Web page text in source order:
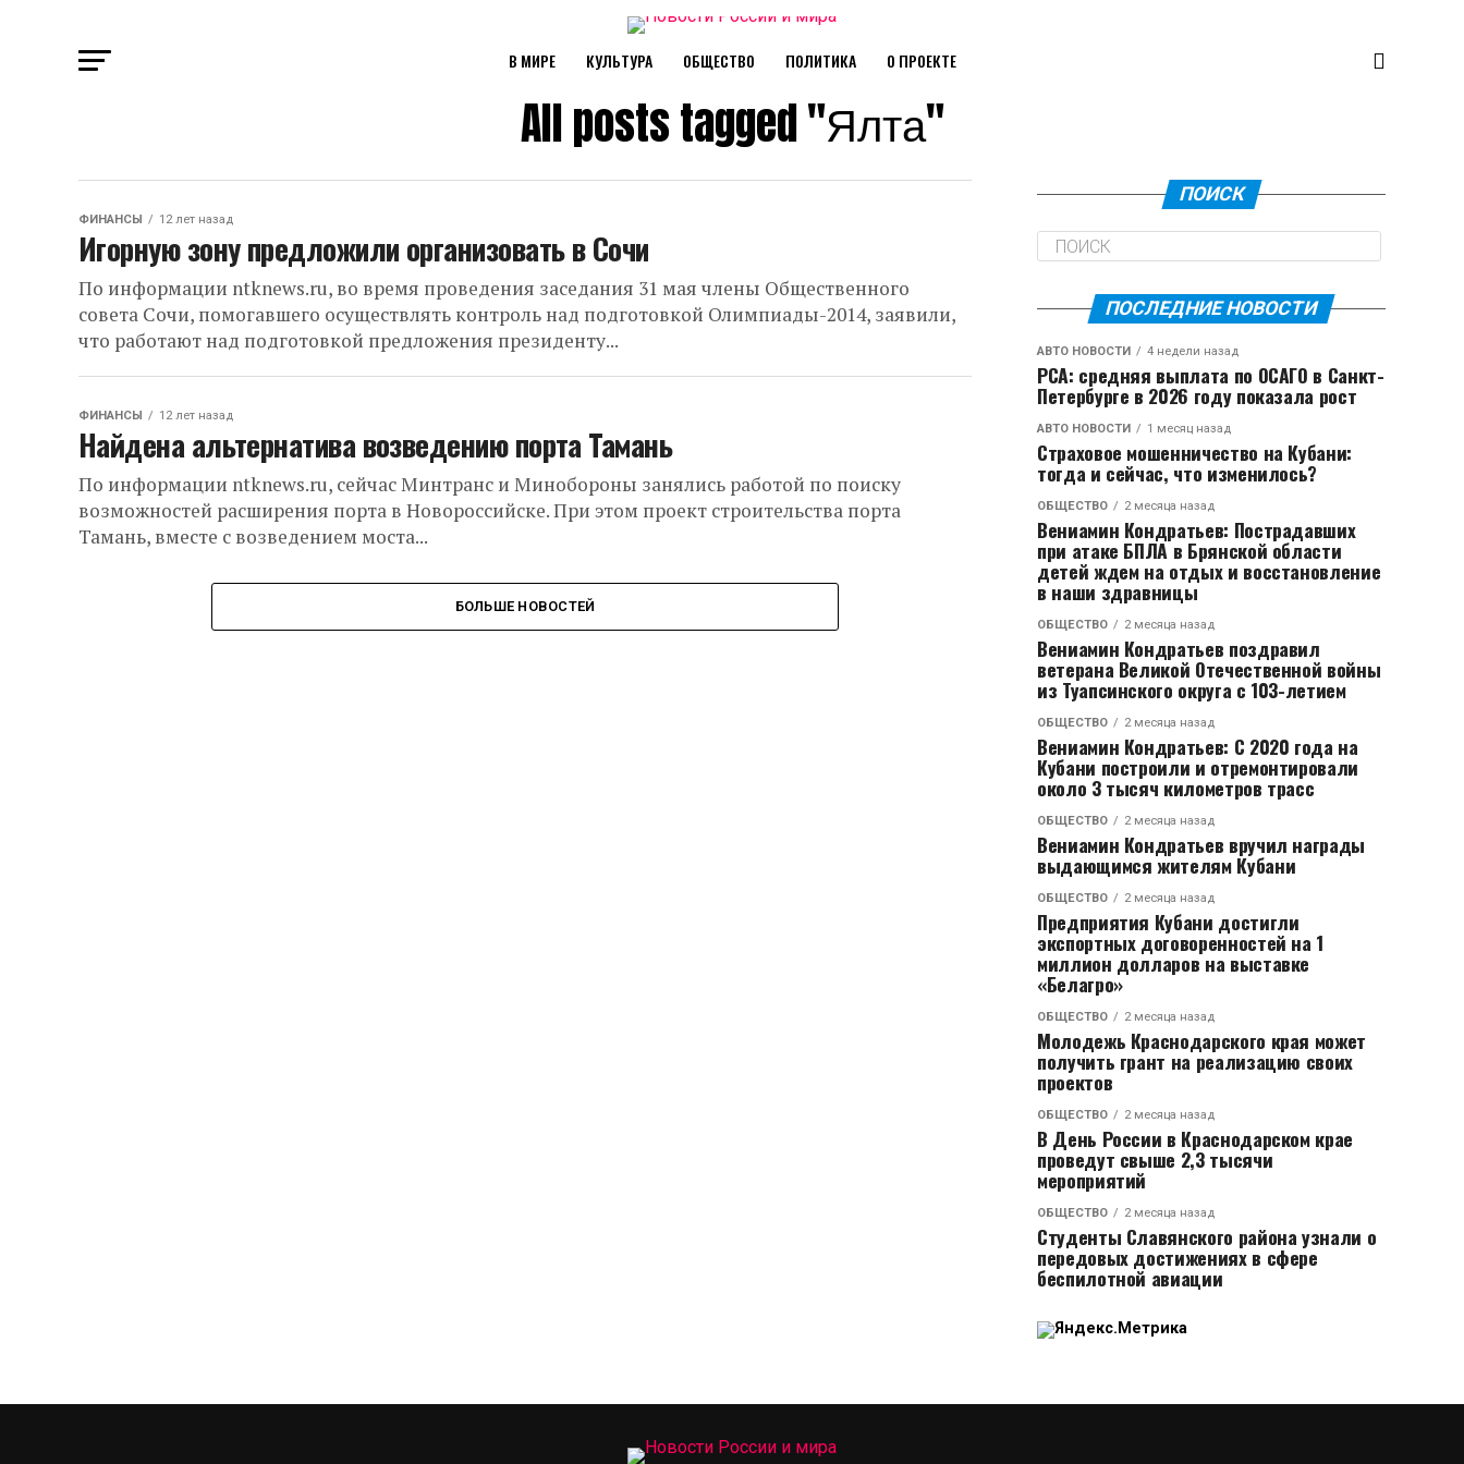
В МИРЕ КУЛЬТУРА ОБЩЕСТВО ПОЛИТИКА О ПРОЕКТЕ
All posts tagged "Ялта"
ФИНАНСЫ 12 лет назад
Игорную зону предложили организовать в Сочи
По информации ntknews.ru, во время проведения заседания 31 мая члены Общественного
совета Сочи, помогавшего осуществлять контроль над подготовкой Олимпиады-2014, заявили,
что работают над подготовкой предложения президенту...
ФИНАНСЫ 12 лет назад
Найдена альтернатива возведению порта Тамань
По информации ntknews.ru, сейчас Минтранс и Минобороны занялись работой по поиску
возможностей расширения порта в Новороссийске. При этом проект строительства порта
Тамань, вместе с возведением моста...
БОЛЬШЕ НОВОСТЕЙ
ПОИСК
ПОСЛЕДНИЕ НОВОСТИ
АВТО НОВОСТИ 4 недели назад
РСА: средняя выплата по ОСАГО в Санкт-
Петербурге в 2026 году показала рост
АВТО НОВОСТИ 1 месяц назад
Страховое мошенничество на Кубани:
тогда и сейчас, что изменилось?
ОБЩЕСТВО 2 месяца назад
Вениамин Кондратьев: Пострадавших
при атаке БПЛА в Брянской области
детей ждем на отдых и восстановление
в наши здравницы
ОБЩЕСТВО 2 месяца назад
Вениамин Кондратьев поздравил
ветерана Великой Отечественной войны
из Туапсинского округа с 103-летием
ОБЩЕСТВО 2 месяца назад
Вениамин Кондратьев: С 2020 года на
Кубани построили и отремонтировали
около 3 тысяч километров трасс
ОБЩЕСТВО 2 месяца назад
Вениамин Кондратьев вручил награды
выдающимся жителям Кубани
ОБЩЕСТВО 2 месяца назад
Предприятия Кубани достигли
экспортных договоренностей на 1
миллион долларов на выставке
«Белагро»
ОБЩЕСТВО 2 месяца назад
Молодежь Краснодарского края может
получить грант на реализацию своих
проектов
ОБЩЕСТВО 2 месяца назад
В День России в Краснодарском крае
проведут свыше 2,3 тысячи
мероприятий
ОБЩЕСТВО 2 месяца назад
Студенты Славянского района узнали о
передовых достижениях в сфере
беспилотной авиации